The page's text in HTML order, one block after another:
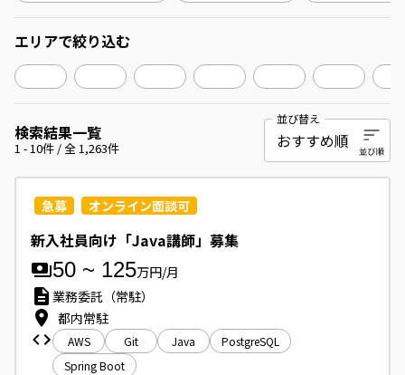
検索結果一覧
1 -10件 / 全1,263件
並び替え
急募 オンライン面談可
新入社員向け「Java講師」募集
50 ~ 125万円/月
業務委託（常駐）
都内常駐
AWS Git Java
PostgreSQL
Spring Boot
エリアで絞り込む